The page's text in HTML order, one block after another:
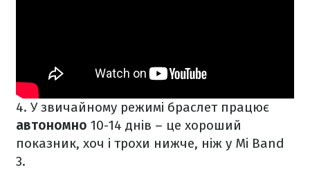
4. У звичайному режимі браслет працює
автономно 10-14 днів – це хороший
показник, хоч і трохи нижче, ніж у Mi Band
3.